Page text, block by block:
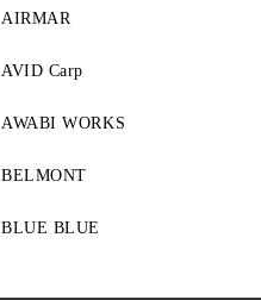
AIRMAR
AVID Carp
AWABI WORKS
BELMONT
BLUE BLUE